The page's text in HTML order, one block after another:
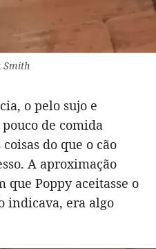
Smith
o pelo sujo e
de comida
do que o cão
A aproximação
Poppy aceitasse o
indicava, era algo